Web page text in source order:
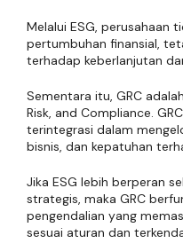
Melalui ESG, perusahaan
pertumbuhan finansial,
terhadap keberlanjutan
Sementara itu, GRC
Risk, and Compliance.
terintegrasi dalam
bisnis, dan kepatuhan
Jika ESG lebih berperan
strategis, maka GRC
pengendalian yang
sesuai aturan dan